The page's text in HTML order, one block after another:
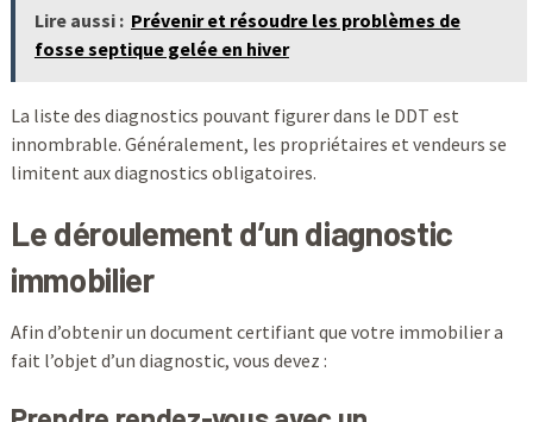
Lire aussi : Prévenir et résoudre les problèmes de
fosse septique gelée en hiver
La liste des diagnostics pouvant figurer dans le DDT est
innombrable. Généralement, les propriétaires et vendeurs se
limitent aux diagnostics obligatoires.
Le déroulement d’un diagnostic
immobilier
Afin d’obtenir un document certifiant que votre immobilier a
fait l’objet d’un diagnostic, vous devez :